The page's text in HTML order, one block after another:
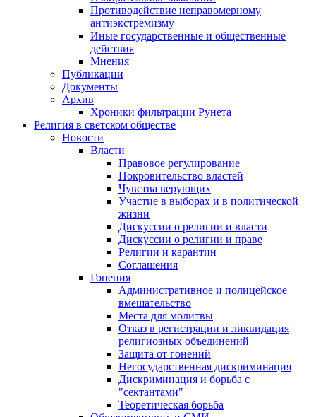
Противодействие неправомерному
антиэкстремизму
Иные государственные и общественные
действия
Мнения
Публикации
Документы
Архив
Хроники фильтрации Рунета
Религия в светском обществе
Новости
Власти
Правовое регулирование
Покровительство властей
Чувства верующих
Участие в выборах и в политической
жизни
Дискуссии о религии и власти
Дискуссии о религии и праве
Религии и карантин
Соглашения
Гонения
Административное и полицейское
вмешательство
Места для молитвы
Отказ в регистрации и ликвидация
религиозных объединений
Защита от гонений
Негосударственная дискриминация
Дискриминация и борьба с
"сектантами"
Теоретическая борьба